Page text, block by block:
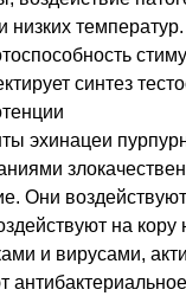
низких
синтез
эхинацеи
Они
на кору
и вирусами,